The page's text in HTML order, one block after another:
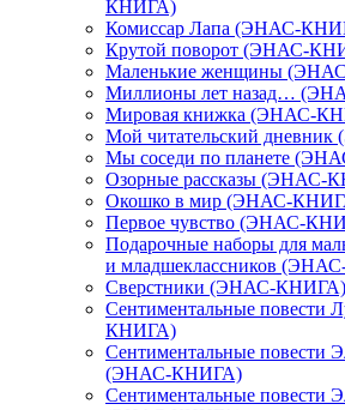
КНИГА)
Комиссар Лапа (ЭНАС-
Крутой поворот (ЭНАС-
Маленькие женщины
Миллионы лет назад…
Мировая книжка (ЭНАС-
Мой читательский
Мы соседи по планете
Озорные рассказы (ЭНАС-
Окошко в мир (ЭНАС-
Первое чувство (ЭНАС-
Подарочные наборы для
и младшеклассников
Сверстники (ЭНАС-КНИГА)
Сентиментальные повести
КНИГА)
Сентиментальные повести
(ЭНАС-КНИГА)
Сентиментальные повести